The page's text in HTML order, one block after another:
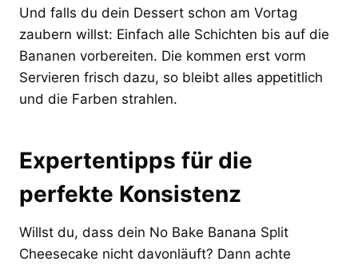
Und falls du dein Dessert schon am Vortag
zaubern willst: Einfach alle Schichten bis auf die
Bananen vorbereiten. Die kommen erst vorm
Servieren frisch dazu, so bleibt alles appetitlich
und die Farben strahlen.
Expertentipps für die
perfekte Konsistenz
Willst du, dass dein No Bake Banana Split
Cheesecake nicht davonläuft? Dann achte